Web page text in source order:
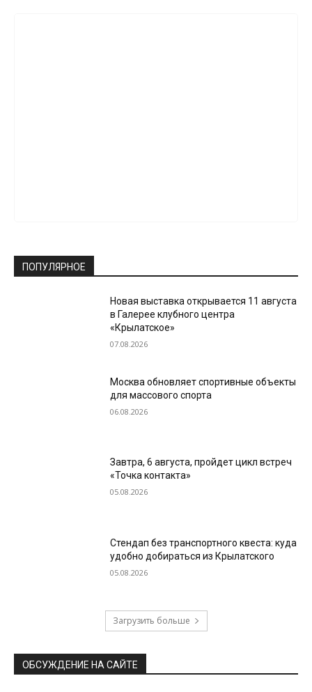
ПОПУЛЯРНОЕ
Новая выставка открывается 11 августа
в Галерее клубного центра
«Крылатское»
07.08.2026
Москва обновляет спортивные объекты
для массового спорта
06.08.2026
Завтра, 6 августа, пройдет цикл встреч
«Точка контакта»
05.08.2026
Стендап без транспортного квеста: куда
удобно добираться из Крылатского
05.08.2026
Загрузить больше
ОБСУЖДЕНИЕ НА САЙТЕ